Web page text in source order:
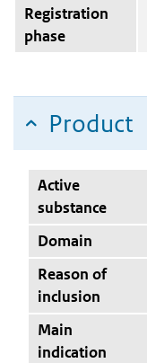
Registration
phase
Product
Active
substance
Domain
Reason of
inclusion
Main
indication